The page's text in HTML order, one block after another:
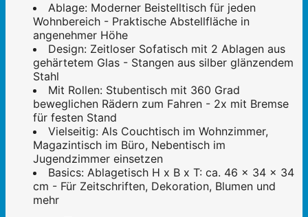
Ablage: Moderner Beistelltisch für jeden
Wohnbereich - Praktische Abstellfläche in
angenehmer Höhe
Design: Zeitloser Sofatisch mit 2 Ablagen aus
gehärtetem Glas - Stangen aus silber glänzendem
Stahl
Mit Rollen: Stubentisch mit 360 Grad
beweglichen Rädern zum Fahren - 2x mit Bremse
für festen Stand
Vielseitig: Als Couchtisch im Wohnzimmer,
Magazintisch im Büro, Nebentisch im
Jugendzimmer einsetzen
Basics: Ablagetisch H x B x T: ca. 46 x 34 x 34
cm - Für Zeitschriften, Dekoration, Blumen und
mehr